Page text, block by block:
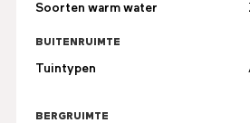
Soorten warm water
BUITENRUIMTE
Tuintypen
BERGRUIMTE